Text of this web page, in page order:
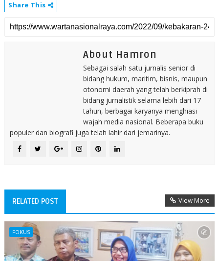
Share This
About Hamron
Sebagai salah satu jurnalis senior di
bidang hukum, maritim, bisnis, maupun
otonomi daerah yang telah berkiprah di
bidang jurnalistik selama lebih dari 17
tahun, berbagai karyanya menghiasi
wajah media nasional. Beberapa buku
populer dan biografi juga telah lahir dari jemarinya.
RELATED POST View More
FOKUS